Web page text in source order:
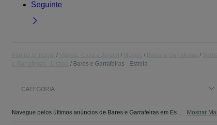
Seguinte
Bares e Garrafeiras - Estrela
CATEGORIA
Navegue pelos últimos anúncios de Bares e Garrafeiras em Estrela no OLX Portugal. Compre e venda produtos locais com facilidade e segurança. Mostrar